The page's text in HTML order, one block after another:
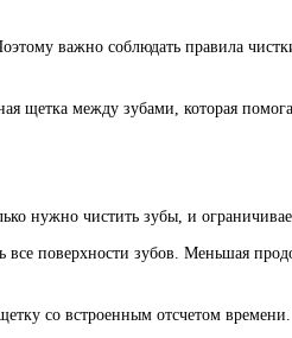
важно соблюдать правила
щетка между зубами, которая
нужно чистить зубы, и
поверхности зубов. Меньшая
со встроенным отсчетом времени.